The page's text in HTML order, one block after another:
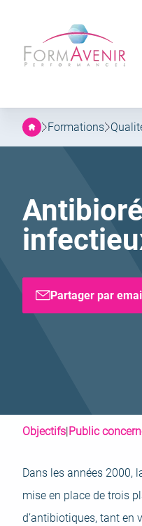
menu
principal
contenu
Formavenir
Performances
Formations
Partager par
Objectifs|Public
Dans les années 2000,
mise en place de trois
d’antibiotiques, tant en